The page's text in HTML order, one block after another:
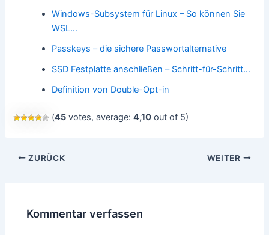
Windows-Subsystem für Linux – So können Sie
WSL…
Passkeys – die sichere Passwortalternative
SSD Festplatte anschließen – Schritt-für-Schritt…
Definition von Double-Opt-in
(45 votes, average:4,10 out of 5)
Beitragsnavigation
ZURÜCK WEITER
Kommentar verfassen